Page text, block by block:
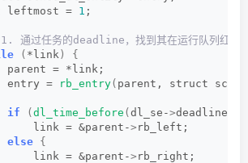
leftmost =
1 ;
通过任务的deadline，找到其在运行队列红黑
( *link )
{
parent = *link;
entry =
rb_entry( parent, struct
if ( dl_time_before ( dl_se->deadline,
link = &parent-
> rb_left;
else {
link = &parent-
> rb_right;